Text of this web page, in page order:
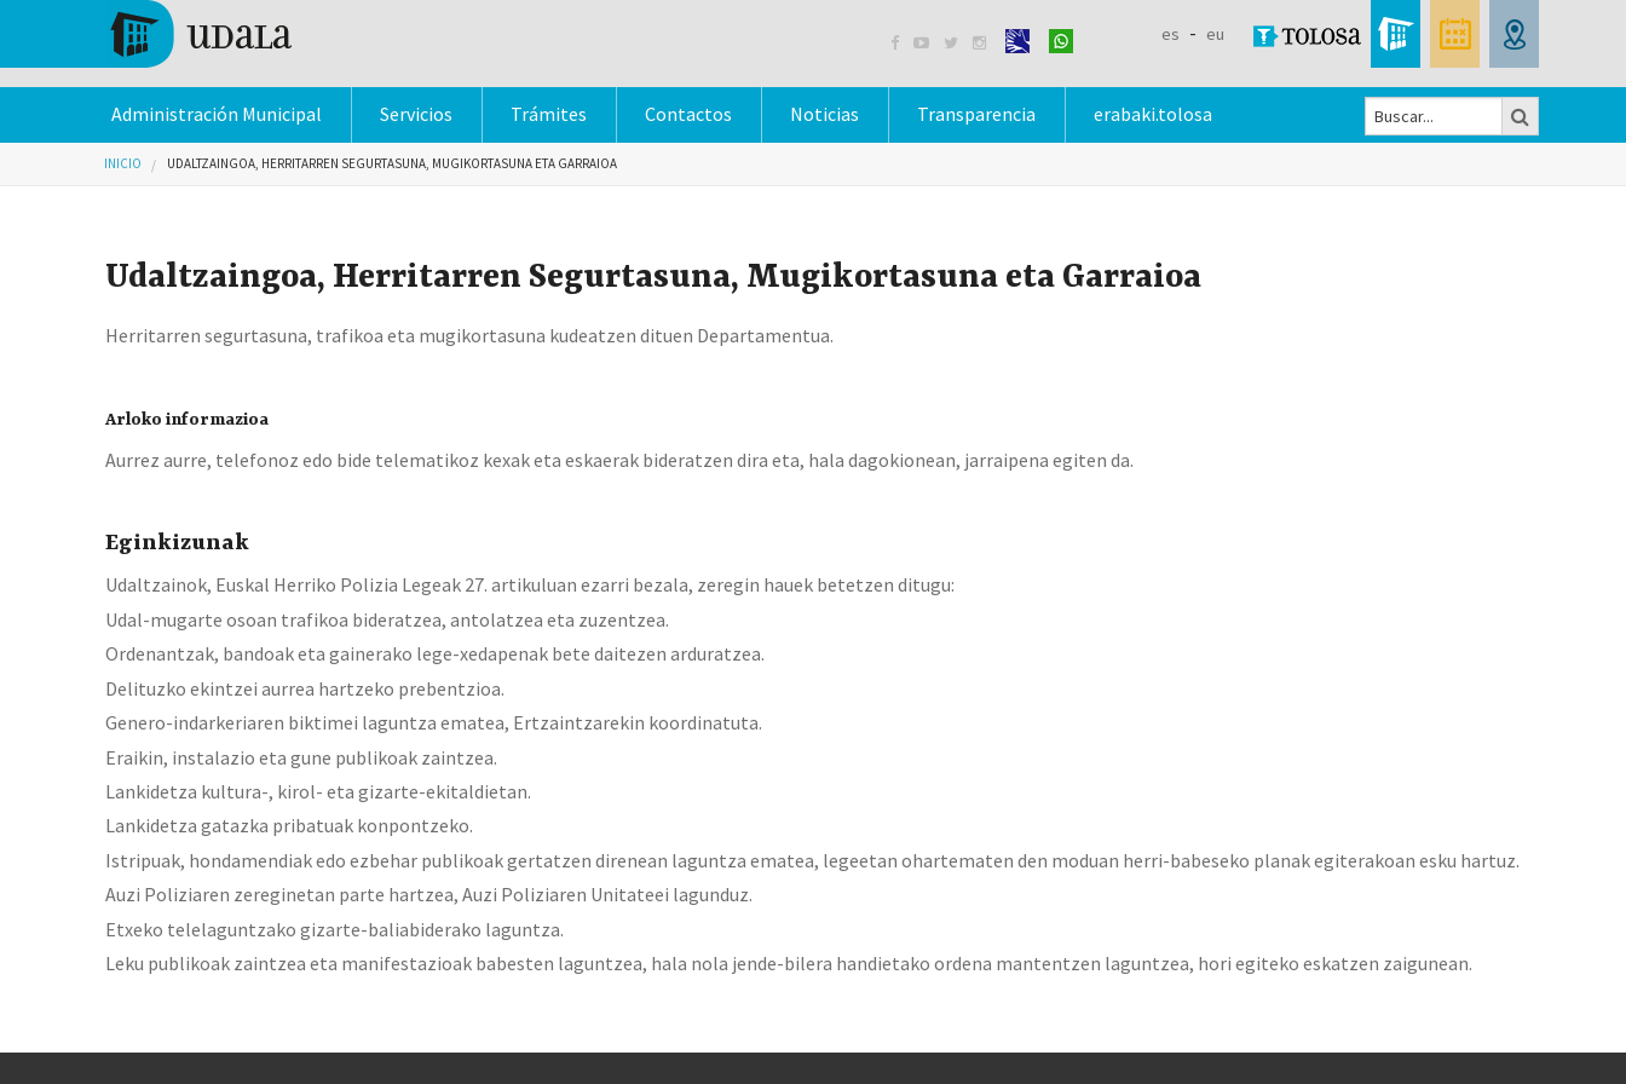
Pasar al contenido principal
    es eu
Formulario
Administración Municipal Servicios Trámites Contactos Noticias Transparencia erabaki.tolosa
Usted está aquí
INICIO UDALTZAINGOA, HERRITARREN SEGURTASUNA, MUGIKORTASUNA ETA GARRAIOA
Udaltzaingoa, Herritarren Segurtasuna, Mugikortasuna eta Garraioa
Herritarren segurtasuna, trafikoa eta mugikortasuna kudeatzen dituen Departamentua.
Arloko informazioa
Aurrez aurre, telefonoz edo bide telematikoz kexak eta eskaerak bideratzen dira eta, hala dagokionean, jarraipena egiten da.
Eginkizunak
Udaltzainok, Euskal Herriko Polizia Legeak 27. artikuluan ezarri bezala, zeregin hauek betetzen ditugu:
Udal-mugarte osoan trafikoa bideratzea, antolatzea eta zuzentzea.
Ordenantzak, bandoak eta gainerako lege-xedapenak bete daitezen arduratzea.
Delituzko ekintzei aurrea hartzeko prebentzioa.
Genero-indarkeriaren biktimei laguntza ematea, Ertzaintzarekin koordinatuta.
Eraikin, instalazio eta gune publikoak zaintzea.
Lankidetza kultura-, kirol- eta gizarte-ekitaldietan.
Lankidetza gatazka pribatuak konpontzeko.
Istripuak, hondamendiak edo ezbehar publikoak gertatzen direnean laguntza ematea, legeetan ohartematen den moduan herri-babeseko planak egiterakoan esku hartuz.
Auzi Poliziaren zereginetan parte hartzea, Auzi Poliziaren Unitateei lagunduz.
Etxeko telelaguntzako gizarte-baliabiderako laguntza.
Leku publikoak zaintzea eta manifestazioak babesten laguntzea, hala nola jende-bilera handietako ordena mantentzen laguntzea, hori egiteko eskatzen zaigunean.